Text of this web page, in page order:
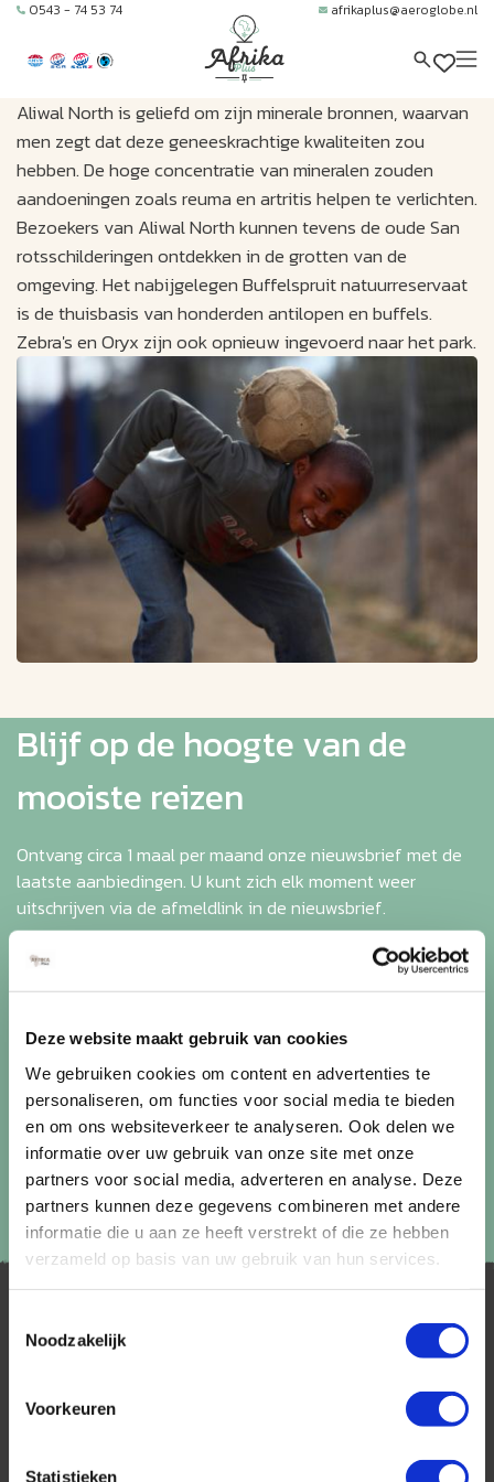
Deze website maakt gebruik van cookies
We gebruiken cookies om content en advertenties te
personaliseren, om functies voor social media te bieden
en om ons websiteverkeer te analyseren. Ook delen we
informatie over uw gebruik van onze site met onze
partners voor social media, adverteren en analyse. Deze
partners kunnen deze gegevens combineren met andere
informatie die u aan ze heeft verstrekt of die ze hebben
verzameld op basis van uw gebruik van hun services.
Noodzakelijk
Voorkeuren
Statistieken
0543 - 74 53 74 afrikaplus@aeroglobe.nl
Aliwal North is geliefd om zijn minerale bronnen, waarvan
men zegt dat deze geneeskrachtige kwaliteiten zou
hebben. De hoge concentratie van mineralen zouden
aandoeningen zoals reuma en artritis helpen te verlichten.
Bezoekers van Aliwal North kunnen tevens de oude San
rotsschilderingen ontdekken in de grotten van de
omgeving. Het nabijgelegen Buffelspruit natuurreservaat
is de thuisbasis van honderden antilopen en buffels.
Zebra's en Oryx zijn ook opnieuw ingevoerd naar het park.
Blijf op de hoogte van de
mooiste reizen
Ontvang circa 1 maal per maand onze nieuwsbrief met de
laatste aanbiedingen. U kunt zich elk moment weer
uitschrijven via de afmeldlink in de nieuwsbrief.
gegevens.